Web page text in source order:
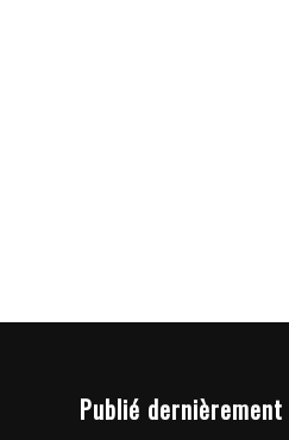
Publié dernièrement